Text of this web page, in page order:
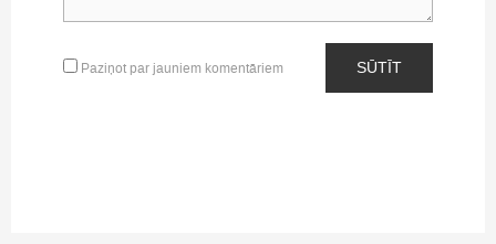
Paziņot par jauniem komentāriem SŪTĪT